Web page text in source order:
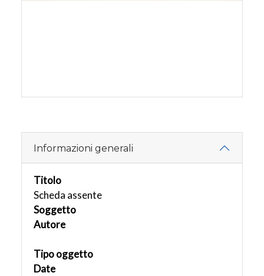
Informazioni generali
Titolo
Scheda assente
Soggetto
Autore
Tipo oggetto
Date